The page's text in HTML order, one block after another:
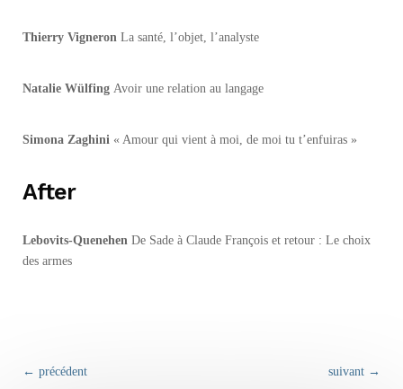
Thierry Vigneron La santé, l’objet, l’analyste
Natalie Wülfing Avoir une relation au langage
Simona Zaghini « Amour qui vient à moi, de moi tu t’enfuiras »
After
Lebovits-Quenehen De Sade à Claude François et retour : Le choix
des armes
← précédent suivant →